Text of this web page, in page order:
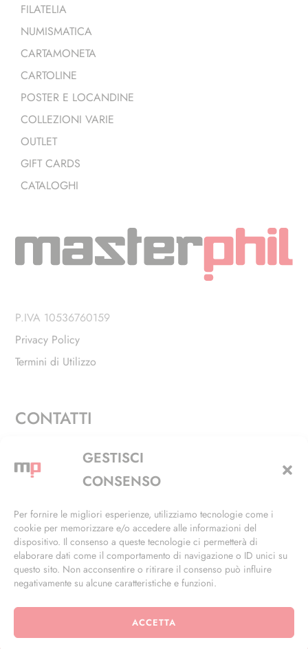
GESTISCI
CONSENSO
Per fornire le migliori esperienze, utilizziamo tecnologie come i
cookie per memorizzare e/o accedere alle informazioni del
dispositivo. Il consenso a queste tecnologie ci permetterà di
elaborare dati come il comportamento di navigazione o ID unici su
questo sito. Non acconsentire o ritirare il consenso può influire
negativamente su alcune caratteristiche e funzioni.
ACCETTA
FILATELIA
NUMISMATICA
CARTAMONETA
CARTOLINE
POSTER E LOCANDINE
COLLEZIONI VARIE
OUTLET
GIFT CARDS
CATALOGHI
P.IVA 10536760159
Privacy Policy
Termini di Utilizzo
CONTATTI
Via Alfieri, 27 - Trezzano Sul Naviglio (MI)
+39 02 4846 3155
info@masterphil.it